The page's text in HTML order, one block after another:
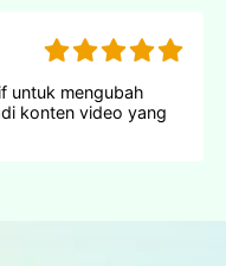
untuk mengubah
konten video yang